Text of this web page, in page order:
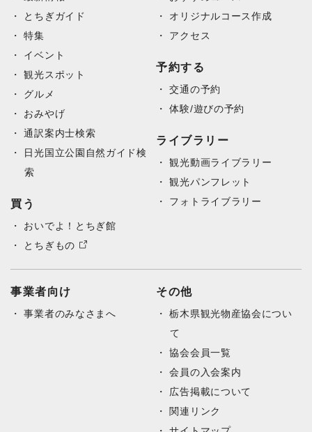
とちぎガイド
特集
イベント
観光スポット
グルメ
おみやげ
通訳案内士検索
日光国立公園自然ガイド検
索
買う
おいでよ！とちぎ館
とちぎもの
オリジナルコース作成
アクセス
予約する
交通の予約
体験/遊びの予約
ライブラリー
観光動画ライブラリー
観光パンフレット
フォトライブラリー
事業者向け
事業者のみなさまへ
その他
栃木県観光物産協会につい
て
協会会員一覧
会員の入会案内
広告掲載について
関連リンク